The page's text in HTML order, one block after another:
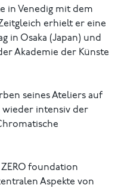
in Venedig mit dem
erhielt er eine
in Osaka (Japan) und
Akademie der Künste
seines Ateliers auf
wieder intensiv der
foundation
Aspekte von